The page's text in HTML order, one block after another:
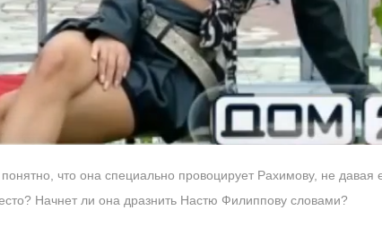
что она специально провоцирует Рахимову, не давая
Начнет ли она дразнить Настю Филиппову словами?